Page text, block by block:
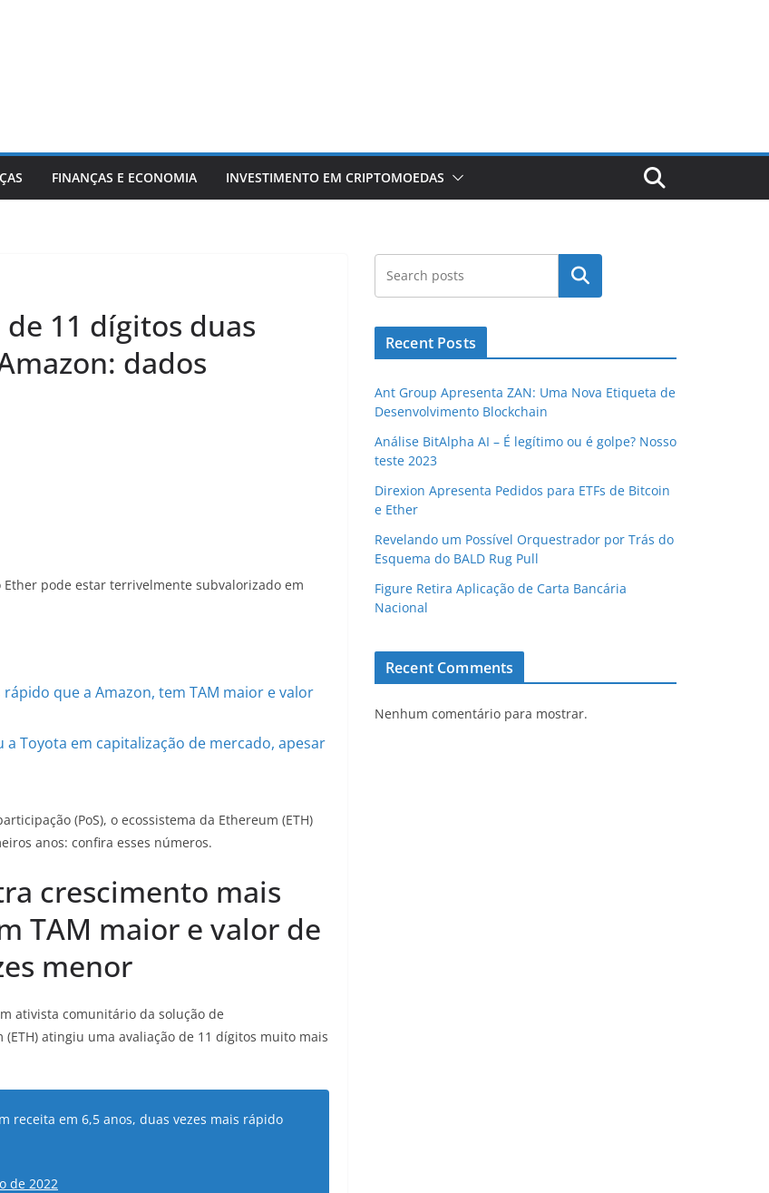
FINANÇAS E ECONOMIA INVESTIMENTO EM CRIPTOMOEDAS
11 dígitos duas
dados
pode estar terrivelmente subvalorizado em
que a Amazon, tem TAM maior e valor
Toyota em capitalização de mercado, apesar
(PoS), o ecossistema da Ethereum (ETH)
anos: confira esses números.
crescimento mais
TAM maior e valor de
menor
ativista comunitário da solução de
atingiu uma avaliação de 11 dígitos muito mais
receita em 6,5 anos, duas vezes mais rápido
de 2022
Pesquisar
Recent Posts
Ant Group Apresenta ZAN: Uma Nova Etiqueta de
Desenvolvimento Blockchain
Análise BitAlpha AI – É legítimo ou é golpe? Nosso
teste 2023
Direxion Apresenta Pedidos para ETFs de Bitcoin
e Ether
Revelando um Possível Orquestrador por Trás do
Esquema do BALD Rug Pull
Figure Retira Aplicação de Carta Bancária
Nacional
Recent Comments
Nenhum comentário para mostrar.